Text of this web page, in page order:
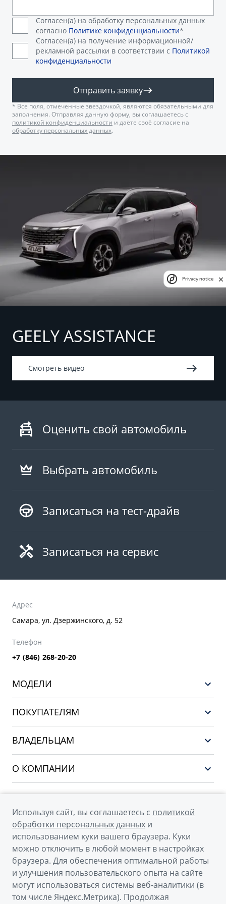
Согласен(а) на обработку персональных данных
согласно Политике конфиденциальности*
Согласен(а) на получение информационной/
рекламной рассылки в соответствии с Политикой
конфиденциальности
Отправить заявку
* Все поля, отмеченные звездочкой, являются обязательными для
заполнения. Отправляя данную форму, вы соглашаетесь с
политикой конфиденциальности и даёте своё согласие на
обработку персональных данных.
GEELY ASSISTANCE
Смотреть видео
Оценить свой автомобиль
Выбрать автомобиль
Записаться на тест-драйв
Записаться на сервис
Адрес
Самара, ул. Дзержинского, д. 52
Телефон
+7 (846) 268-20-20
МОДЕЛИ
EX5
PREFACE
CITYRAY
ATLAS
OKAVANGO
MONJARO
ПОКУПАТЕЛЯМ
ВЛАДЕЛЬЦАМ
О КОМПАНИИ
Новости
Наша команда
Правовая информация
Контакты
Мы в соцсетях
© 2026
Официальный сайт Geely в России
Используя сайт, вы соглашаетесь с политикой
обработки персональных данных и
использованием куки вашего браузера. Куки
можно отключить в любой момент в настройках
браузера. Для обеспечения оптимальной работы
и улучшения пользовательского опыта на сайте
могут использоваться системы веб-аналитики (в
том числе Яндекс.Метрика). Продолжая
Privacy notice